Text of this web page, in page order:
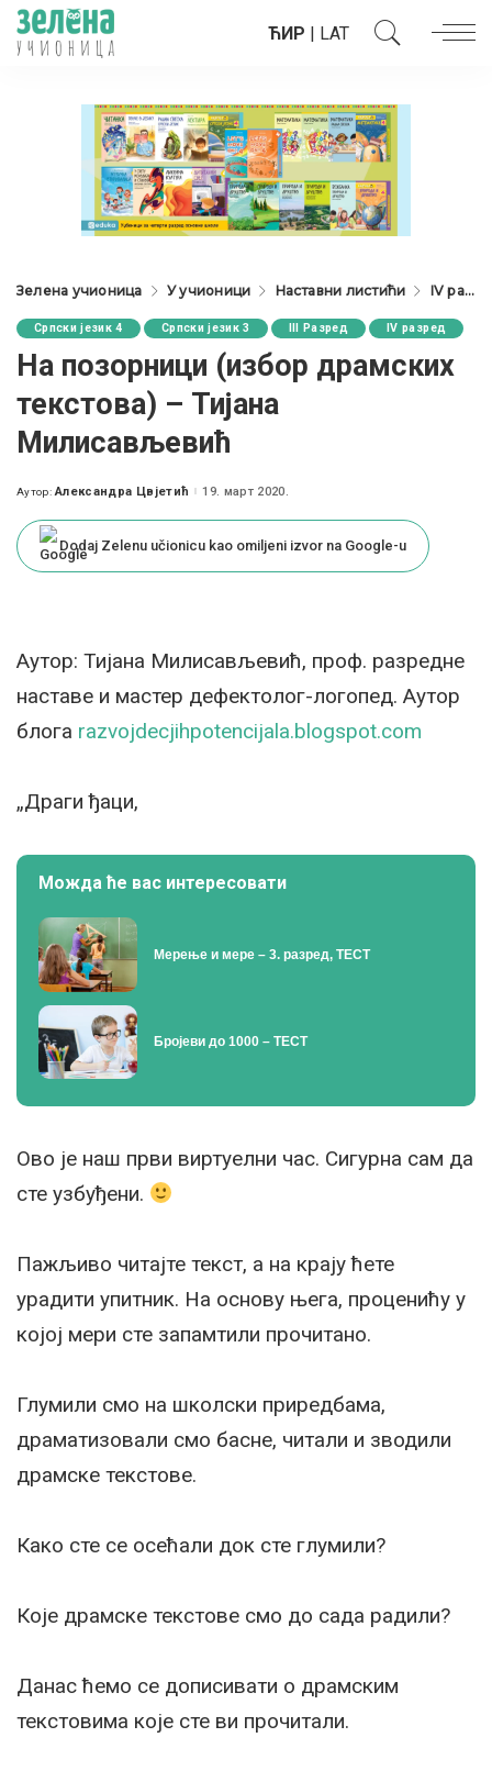
ЋИР | LAT
Зелена учионица У учионици Наставни листићи IV разред
Српски језик 4 Српски језик 3 III Разред IV разред
На позорници (избор драмских
текстова) – Тијана
Милисављевић
Posted
Аутор: Александра Цвјетић 19. март 2020.
Dodaj Zelenu učionicu kao omiljeni izvor na Google-u
Аутор: Тијана Милисављевић, проф. разредне
наставе и мастер дефектолог-логопед. Аутор
блога razvojdecjihpotencijala.blogspot.com
„Драги ђаци,
Можда ће вас интересовати
Мерење и мере – 3. разред, ТЕСТ
Бројеви до 1000 – ТЕСТ
Ово је наш први виртуелни час. Сигурна сам да
сте узбуђени.
Пажљиво читајте текст, а на крају ћете
урадити упитник. На основу њега, проценићу у
којој мери сте запамтили прочитано.
Глумили смо на школски приредбама,
драматизовали смо басне, читали и зводили
драмске текстове.
Како сте се осећали док сте глумили?
Које драмске текстове смо до сада радили?
Данас ћемо се дописивати о драмским
текстовима које сте ви прочитали.